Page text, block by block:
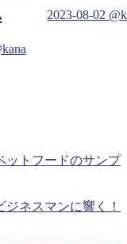
2023-08-02
ットフードのサンプ
ネスマンに響く！